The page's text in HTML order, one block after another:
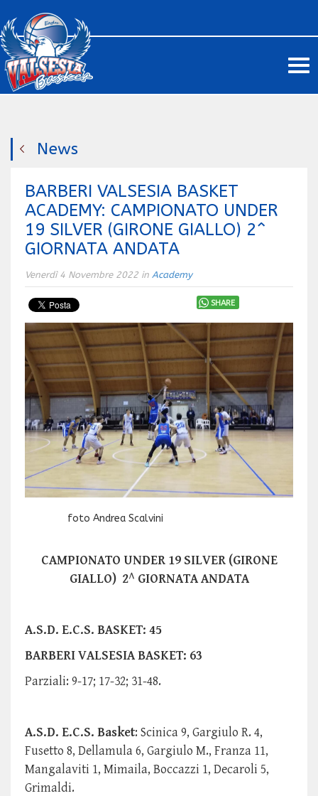
News
BARBERI VALSESIA BASKET
ACADEMY: CAMPIONATO UNDER
19 SILVER (GIRONE GIALLO) 2^
GIORNATA ANDATA
Venerdì 4 Novembre 2022 in Academy
SHARE
foto Andrea Scalvini
CAMPIONATO UNDER 19 SILVER (GIRONE
GIALLO) 2^ GIORNATA ANDATA
A.S.D. E.C.S. BASKET: 45
BARBERI VALSESIA BASKET: 63
Parziali: 9-17; 17-32; 31-48.
A.S.D. E.C.S. Basket: Scinica 9, Gargiulo R. 4,
Fusetto 8, Dellamula 6, Gargiulo M., Franza 11,
Mangalaviti 1, Mimaila, Boccazzi 1, Decaroli 5,
Grimaldi.